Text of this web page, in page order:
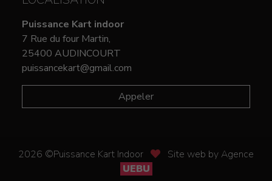
Puissance Kart indoor
7 Rue du four Martin,
25400 AUDINCOURT
puissancekart@gmail.com
Appeler
2026 ©Puissance Kart Indoor
Site web by Agence
UEBU